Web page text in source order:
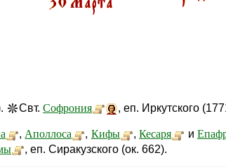
Свт. Софрония , еп. Иркутского
,Аполлоса , Кифы ,Кесаря и
, еп. Сиракузского (ок. 662).